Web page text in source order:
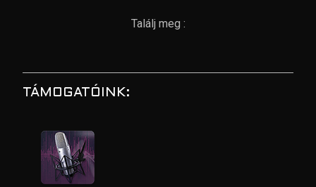
Találj meg :
TÁMOGATÓINK: